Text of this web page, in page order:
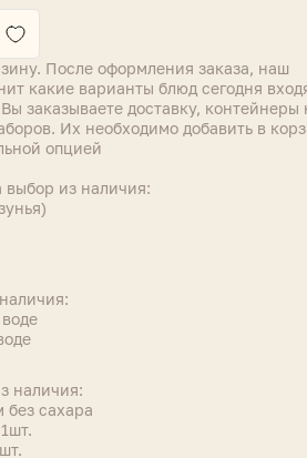
После оформления заказа, наш
какие варианты блюд сегодня
заказываете доставку, контейнеры
Их необходимо добавить в
опцией
выбор из наличия:
наличия:
сахара